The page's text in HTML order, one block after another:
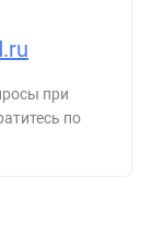
Лось F1
3шт
Алтая
при
по